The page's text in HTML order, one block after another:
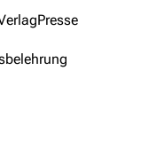
Presse